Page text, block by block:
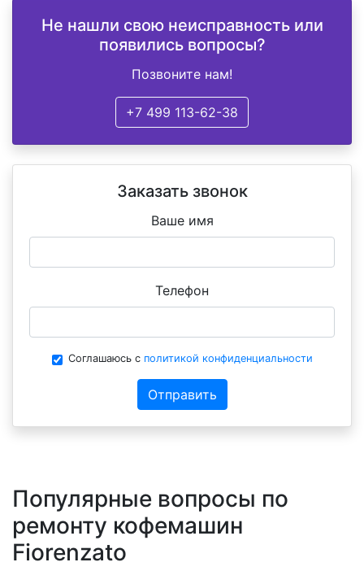
Не нашли свою неисправность или
появились вопросы?
Позвоните нам!
+7 499 113-62-38
Заказать звонок
Ваше имя
Телефон
Соглашаюсь с политикой конфиденциальности
Отправить
Популярные вопросы по
ремонту кофемашин
Fiorenzato